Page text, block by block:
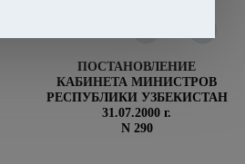
ПОСТАНОВЛЕНИЕ
КАБИНЕТА МИНИСТРОВ
РЕСПУБЛИКИ УЗБЕКИСТАН
31.07.2000 г.
N 290